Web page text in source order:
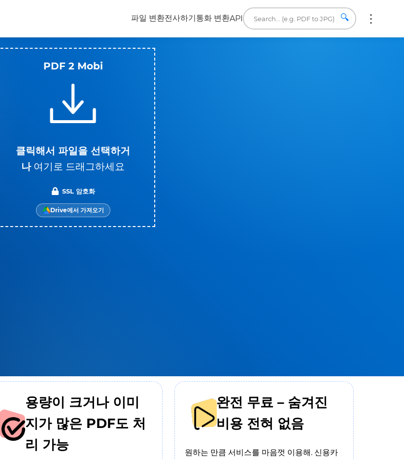
파일 변환전사하기통화 변환API 🔍
PDF 2 Mobi
클릭해서 파일을 선택하거
나 여기로 드래그하세요
SSL 암호화
Drive에서 가져오기
용량이 크거나 이미
지가 많은 PDF도 처
리 가능
완전 무료 – 숨겨진
비용 전혀 없음
원하는 만큼 서비스를 마음껏 이용해. 신용카